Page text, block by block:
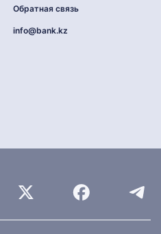
Обратная связь
info@bank.kz